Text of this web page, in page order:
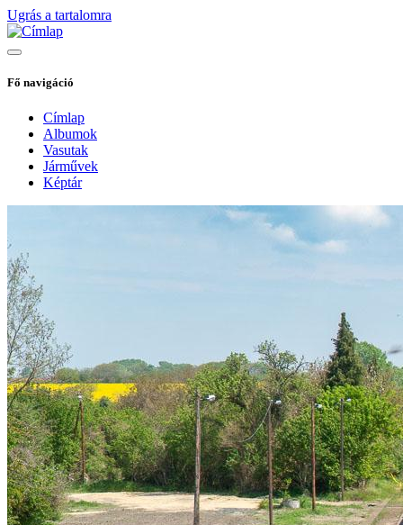
Ugrás a tartalomra
Fő navigáció
Címlap
Albumok
Vasutak
Járművek
Képtár